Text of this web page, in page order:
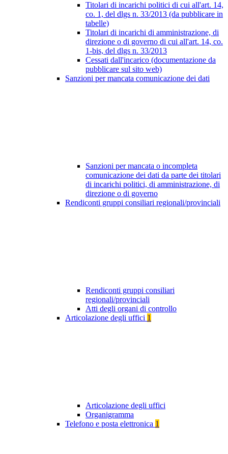
Titolari di incarichi politici di cui all'art. 14,
co. 1, del dlgs n. 33/2013 (da pubblicare in
tabelle)
Titolari di incarichi di amministrazione, di
direzione o di governo di cui all'art. 14, co.
1-bis, del dlgs n. 33/2013
Cessati dall'incarico (documentazione da
pubblicare sul sito web)
Sanzioni per mancata comunicazione dei dati
Sanzioni per mancata o incompleta
comunicazione dei dati da parte dei titolari
di incarichi politici, di amministrazione, di
direzione o di governo
Rendiconti gruppi consiliari regionali/provinciali
Rendiconti gruppi consiliari
regionali/provinciali
Atti degli organi di controllo
Articolazione degli uffici 1
Articolazione degli uffici
Organigramma
Telefono e posta elettronica 1